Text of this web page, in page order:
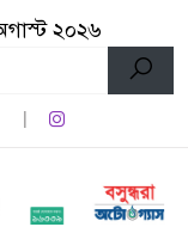
২০২৬